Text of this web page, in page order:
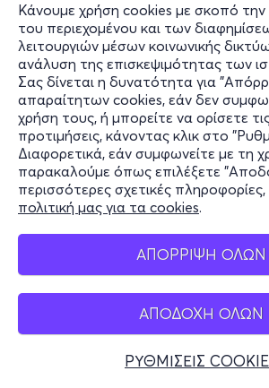
Κάνουμε χρήση cookies με σκοπό την
του περιεχομένου και των
λειτουργιών μέσων κοινωνικής
ανάλυση της επισκεψιμότητας των
Σας δίνεται η δυνατότητα για
απαραίτητων cookies, εάν δεν
χρήση τους, ή μπορείτε να ορίσετε
προτιμήσεις, κάνοντας κλικ στο
Διαφορετικά, εάν συμφωνείτε με τη
παρακαλούμε όπως επιλέξετε
περισσότερες σχετικές
πολιτική μας για τα cookies.
ΑΠΟΡΡΙΨΗ ΟΛΩΝ
ΑΠΟΔΟΧΗ ΟΛΩΝ
ΡΥΘΜΙΣΕΙΣ